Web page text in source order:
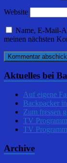
Website
Name, E-Mail-
meinen nächsten
Aktuelles bei
Auf eigene
Backpacker
Zum fressen
TV
TV
Archive